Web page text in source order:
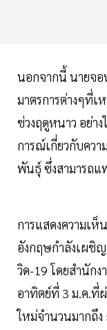
นอกจากนี้ นายจอ
มาตรการต่างๆที่เ
ช่วงฤดูหนาว อย่า
การณ์เกี่ยวกับควา
พันธุ์ ซึ่งสามารถแ
การแสดงความเ
อังกฤษกำลังเผชิ
วิด-19 โดยสำนัก
อาทิตย์ที่ 3 ม.ค.ที่
ใหม่จำนวนมากถึง